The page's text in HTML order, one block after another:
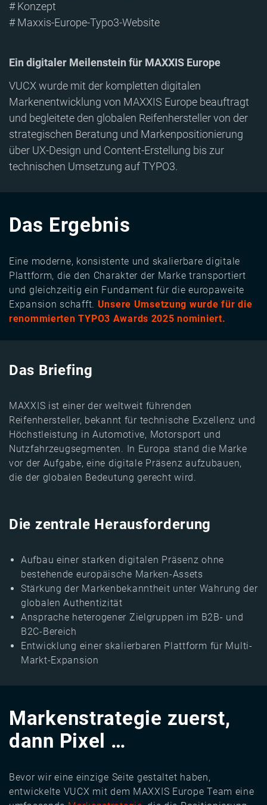
# Konzept
# Maxxis-Europe-Typo3-Website
Ein digitaler Meilenstein für MAXXIS Europe
VUCX wurde mit der kompletten digitalen
Markenentwicklung von MAXXIS Europe beauftragt
und begleitete den globalen Reifenhersteller von der
strategischen Beratung und Markenpositionierung
über UX-Design und Content-Erstellung bis zur
technischen Umsetzung auf TYPO3.
Das Ergebnis
Eine moderne, konsistente und skalierbare digitale
Plattform, die den Charakter der Marke transportiert
und gleichzeitig ein Fundament für die europaweite
Expansion schafft. Unsere Umsetzung wurde für die
renommierten TYPO3 Awards 2025 nominiert.
Das Briefing
MAXXIS ist einer der weltweit führenden
Reifenhersteller, bekannt für technische Exzellenz und
Höchstleistung in Automotive, Motorsport und
Nutzfahrzeugsegmenten. In Europa stand die Marke
vor der Aufgabe, eine digitale Präsenz aufzubauen,
die der globalen Bedeutung gerecht wird.
Die zentrale Herausforderung
Aufbau einer starken digitalen Präsenz ohne
bestehende europäische Marken-Assets
Stärkung der Markenbekanntheit unter Wahrung der
globalen Authentizität
Ansprache heterogener Zielgruppen im B2B- und
B2C-Bereich
Entwicklung einer skalierbaren Plattform für Multi-
Markt-Expansion
Markenstrategie zuerst,
dann Pixel …
Bevor wir eine einzige Seite gestaltet haben,
entwickelte VUCX mit dem MAXXIS Europe Team eine